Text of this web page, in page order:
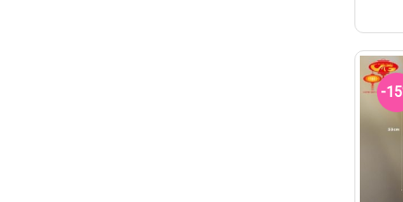
-